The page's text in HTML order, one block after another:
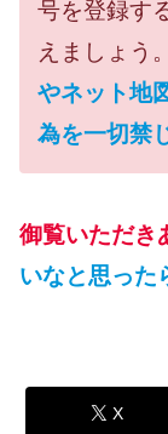
号を登録す
えましょう。
やネット地
為を一切禁
御覧いただき
いなと思った
X